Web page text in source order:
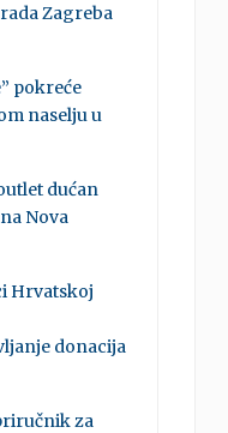
Zagreba
pokreće
naselju u
dućan
Nova
Hrvatskoj
donacija
za